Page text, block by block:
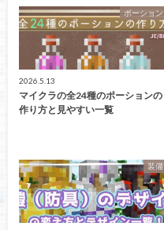
ポーション
2026.5.13
マイクラの全24種のポーションの
作り方と見やすい一覧
装備